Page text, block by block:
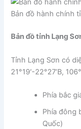
Bản đồ hành chính
Bản đồ tỉnh Lạng
Tỉnh Lạng Sơn có
21°19′-22°27’B,
Phía bắc
Phía đông
Quốc)